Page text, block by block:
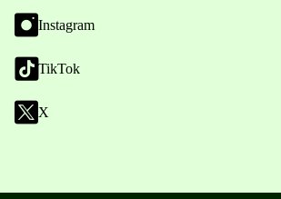
Instagram
TikTok
X